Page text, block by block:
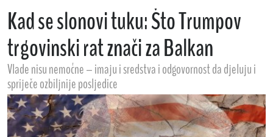
Kad se slonovi tuku: Što Trumpov
trgovinski rat znači za Balkan
Vlade nisu nemoćne – imaju i sredstva i odgovornost da djeluju i
spriječe ozbiljnije posljedice